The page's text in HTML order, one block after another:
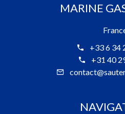
MARINE
+33 6 34
+31 40